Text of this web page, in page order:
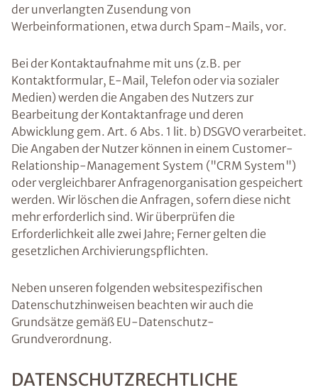
der unverlangten Zusendung von
Werbeinformationen, etwa durch Spam-Mails, vor.
Bei der Kontaktaufnahme mit uns (z.B. per
Kontaktformular, E-Mail, Telefon oder via sozialer
Medien) werden die Angaben des Nutzers zur
Bearbeitung der Kontaktanfrage und deren
Abwicklung gem. Art. 6 Abs. 1 lit. b) DSGVO verarbeitet.
Die Angaben der Nutzer können in einem Customer-
Relationship-Management System ("CRM System")
oder vergleichbarer Anfragenorganisation gespeichert
werden. Wir löschen die Anfragen, sofern diese nicht
mehr erforderlich sind. Wir überprüfen die
Erforderlichkeit alle zwei Jahre; Ferner gelten die
gesetzlichen Archivierungspflichten.
Neben unseren folgenden websitespezifischen
Datenschutzhinweisen beachten wir auch die
Grundsätze gemäß EU-Datenschutz-
Grundverordnung.
DATENSCHUTZRECHTLICHE